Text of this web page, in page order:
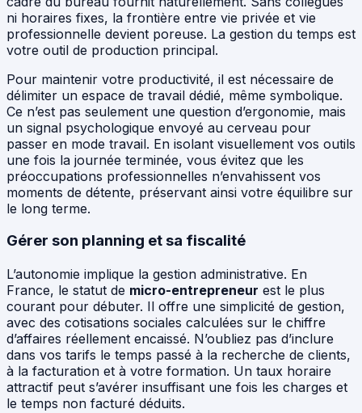
ni horaires fixes, la frontière entre vie privée et vie
professionnelle devient poreuse. La gestion du temps est
votre outil de production principal.
Pour maintenir votre productivité, il est nécessaire de
délimiter un espace de travail dédié, même symbolique.
Ce n’est pas seulement une question d’ergonomie, mais
un signal psychologique envoyé au cerveau pour
passer en mode travail. En isolant visuellement vos outils
une fois la journée terminée, vous évitez que les
préoccupations professionnelles n’envahissent vos
moments de détente, préservant ainsi votre équilibre sur
le long terme.
Gérer son planning et sa fiscalité
L’autonomie implique la gestion administrative. En
France, le statut de micro-entrepreneur est le plus
courant pour débuter. Il offre une simplicité de gestion,
avec des cotisations sociales calculées sur le chiffre
d’affaires réellement encaissé. N’oubliez pas d’inclure
dans vos tarifs le temps passé à la recherche de clients,
à la facturation et à votre formation. Un taux horaire
attractif peut s’avérer insuffisant une fois les charges et
le temps non facturé déduits.